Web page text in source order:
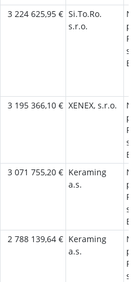
3 224 625,95 € Si.To.Ro.
s.r.o.
3 195 366,10 € XENEX, s.r.o.
3 071 755,20 € Keraming
a.s.
2 788 139,64 € Keraming
a.s.